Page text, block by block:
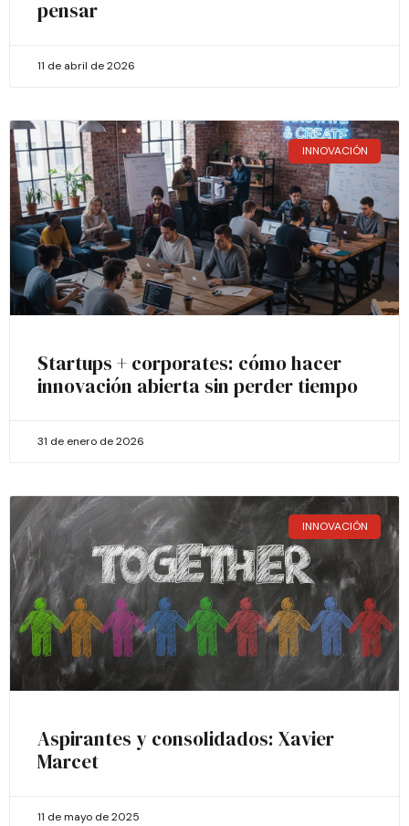
pensar
11 de abril de 2026
INNOVACIÓN
Startups + corporates: cómo hacer
innovación abierta sin perder tiempo
31 de enero de 2026
INNOVACIÓN
Aspirantes y consolidados: Xavier
Marcet
11 de mayo de 2025